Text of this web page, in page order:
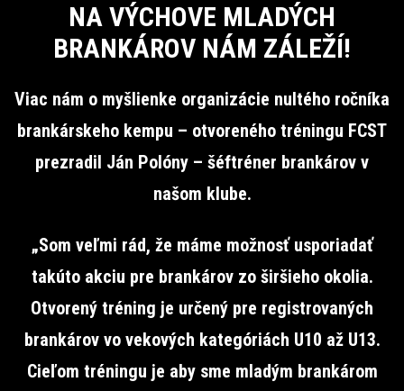
NA VÝCHOVE MLADÝCH
BRANKÁROV NÁM ZÁLEŽÍ!
Viac nám o myšlienke organizácie nultého ročníka
brankárskeho kempu – otvoreného tréningu FCST
prezradil Ján Polóny – šéftréner brankárov v
našom klube.
„Som veľmi rád, že máme možnosť usporiadať
takúto akciu pre brankárov zo širšieho okolia.
Otvorený tréning je určený pre registrovaných
brankárov vo vekových kategóriách U10 až U13.
Cieľom tréningu je aby sme mladým brankárom